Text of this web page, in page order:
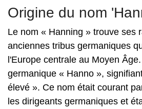
Origine du nom
Le nom « Hanning » trouve ses
anciennes tribus germaniques
l'Europe centrale au Moyen
germanique « Hanno »,
élevé ». Ce nom était courant
les dirigeants germaniques et